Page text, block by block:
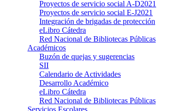
Proyectos de servicio social A-D2021
Proyectos de servicio social E-J2021
Integración de brigadas de protección
eLibro Cátedra
Red Nacional de Bibliotecas Públicas
Académicos
Buzón de quejas y sugerencias
SII
Calendario de Actividades
Desarrollo Académico
eLibro Cátedra
Red Nacional de Bibliotecas Públicas
Servicios Escolares